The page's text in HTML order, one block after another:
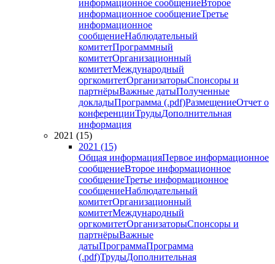
информационное сообщениеВторое
информационное сообщениеТретье
информационное
сообщениеНаблюдательный
комитетПрограммный
комитетОрганизационный
комитетМеждународный
оргкомитетОрганизаторыСпонсоры и
партнёрыВажные датыПолученные
докладыПрограмма (.pdf)РазмещениеОтчет о
конференцииТрудыДополнительная
информация
2021 (15)
2021 (15)
Общая информацияПервое информационное
сообщениеВторое информационное
сообщениеТретье информационное
сообщениеНаблюдательный
комитетОрганизационный
комитетМеждународный
оргкомитетОрганизаторыСпонсоры и
партнёрыВажные
датыПрограммаПрограмма
(.pdf)ТрудыДополнительная